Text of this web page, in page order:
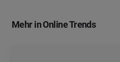
Mehr in Online Trends